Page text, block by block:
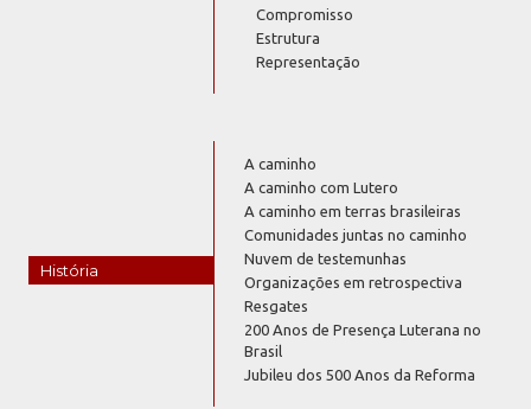
Compromisso
Estrutura
Representação
História
A caminho
A caminho com Lutero
A caminho em terras brasileiras
Comunidades juntas no caminho
Nuvem de testemunhas
Organizações em retrospectiva
Resgates
200 Anos de Presença Luterana no
Brasil
Jubileu dos 500 Anos da Reforma